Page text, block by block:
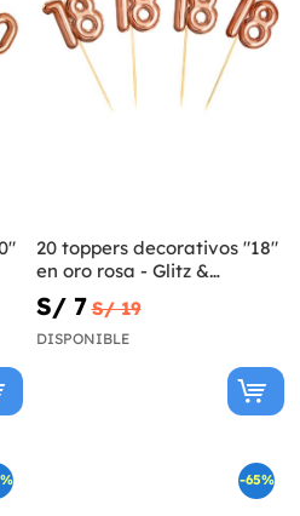
20 toppers decorativos "18"
en oro rosa - Glitz &
Glamour Pink & Rose Gold
S/ 7 S/ 19
DISPONIBLE
-65%